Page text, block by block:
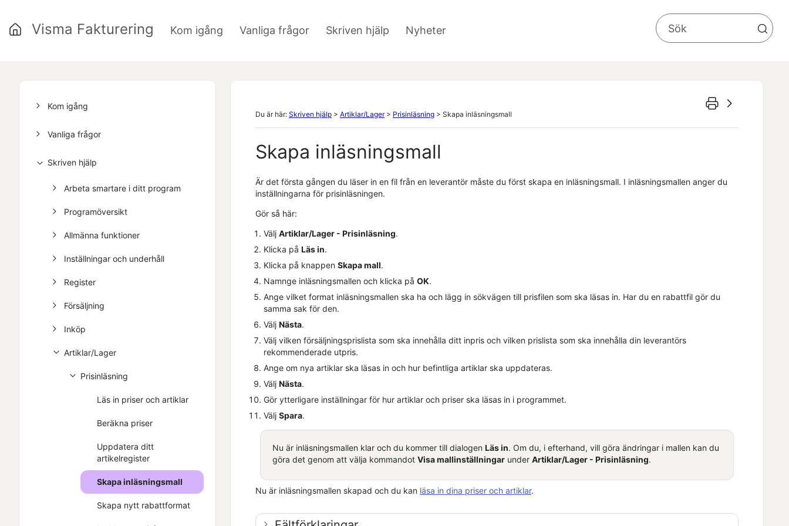
Kom igång Vanliga frågor Skriven hjälp Nyheter
Visma Fakturering
Kom igång
Vanliga frågor
Skriven hjälp
Arbeta smartare i ditt program
Programöversikt
Allmänna funktioner
Inställningar och underhåll
Register
Försäljning
Inköp
Artiklar/Lager
Prisinläsning
Läs in priser och artiklar
Beräkna priser
Uppdatera ditt
artikelregister
Skapa inläsningsmall
Skapa nytt rabattformat
Du är här: Skriven hjälp > Artiklar/Lager> Prisinläsning > Skapa inläsningsmall
Skapa inläsningsmall
Är det första gången du läser in en fil från en leverantör måste du först skapa en inläsningsmall. I inläsningsmallen anger du
inställningarna för prisinläsningen.
Gör så här:
Välj Artiklar/Lager - Prisinläsning.
Klicka på Läs in.
Klicka på knappen Skapa mall.
Namnge inläsningsmallen och klicka på OK.
Ange vilket format inläsningsmallen ska ha och lägg in sökvägen till prisfilen som ska läsas in. Har du en rabattfil gör du
samma sak för den.
Välj Nästa.
Välj vilken försäljningsprislista som ska innehålla ditt inpris och vilken prislista som ska innehålla din leverantörs
rekommenderade utpris.
Ange om nya artiklar ska läsas in och hur befintliga artiklar ska uppdateras.
Välj Nästa.
Gör ytterligare inställningar för hur artiklar och priser ska läsas in i programmet.
Välj Spara.
Nu är inläsningsmallen klar och du kommer till dialogenLäs in. Om du, i efterhand, vill göra ändringar i mallen kan du
göra det genom att välja kommandotVisa mallinställningar underArtiklar/Lager - Prisinläsning.
Nu är inläsningsmallen skapad och du kan läsa in dina priser och artiklar.